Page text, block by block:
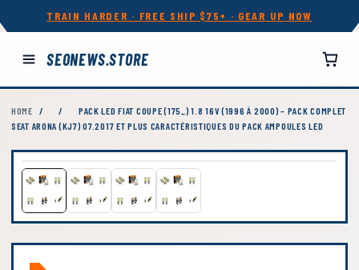
TRAIN HARDER · FREE SHIP $75+ · GEAR UP NOW
SEONEWS.STORE
HOME / /
PACK LED FIAT COUPE (175_) 1.8 16V (1996 À 2000) – PACK COMPLET
SEAT ARONA (KJ7) 07.2017 ET PLUS CARACTÉRISTIQUES DU PACK AMPOULES LED